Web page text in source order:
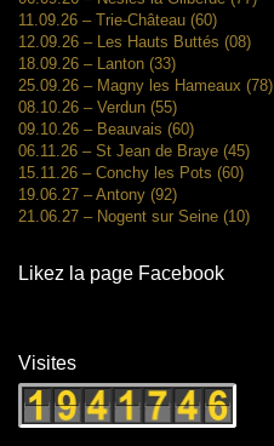
11.09.26 – Trie-Château (60)
12.09.26 – Les Hauts Buttés (08)
18.09.26 – Lanton (33)
25.09.26 – Magny les Hameaux (78)
08.10.26 – Verdun (55)
09.10.26 – Beauvais (60)
06.11.26 – St Jean de Braye (45)
15.11.26 – Conchy les Pots (60)
19.06.27 – Antony (92)
21.06.27 – Nogent sur Seine (10)
Likez la page Facebook
Visites